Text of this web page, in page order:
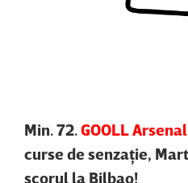
Min. 72.GOOLL
curse de senzaţie,
scorul la Bilbao!